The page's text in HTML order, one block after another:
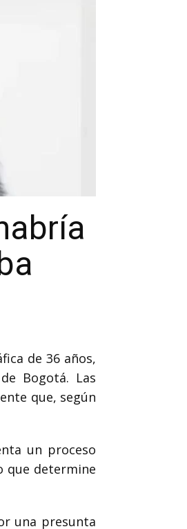
de 36 años,
Bogotá. Las
que, según
un proceso
que determine
una presunta